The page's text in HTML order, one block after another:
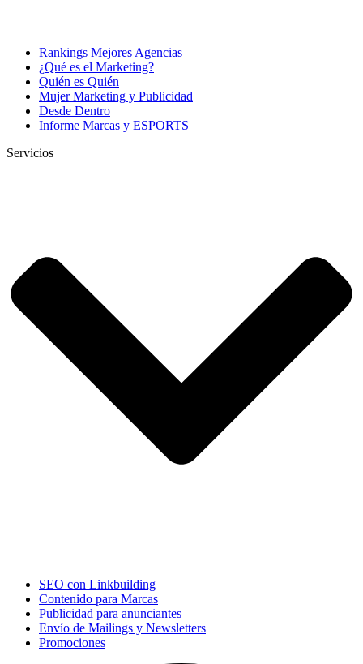
Rankings Mejores Agencias
¿Qué es el Marketing?
Quién es Quién
Mujer Marketing y Publicidad
Desde Dentro
Informe Marcas y ESPORTS
Servicios
SEO con Linkbuilding
Contenido para Marcas
Publicidad para anunciantes
Envío de Mailings y Newsletters
Promociones